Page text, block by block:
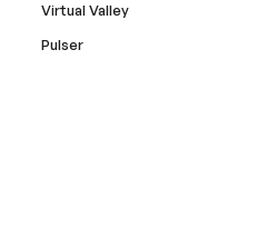
Virtual Valley
Pulser